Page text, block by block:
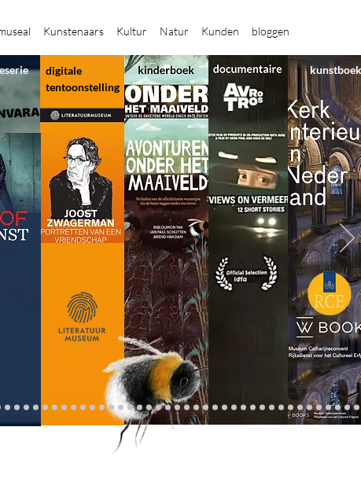
Kunstenaars Kultur Natur Kunden bloggen
digitale
tentoonstelling
kunstboek